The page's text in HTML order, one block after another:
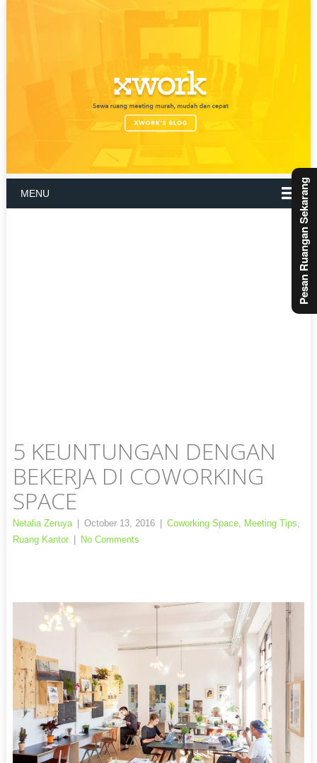
MENU
5 KEUNTUNGAN DENGAN
BEKERJA DI COWORKING
SPACE
Netalia Zeruya October 13, 2016 Coworking Space, Meeting Tips,
Ruang Kantor
No Comments
Pesan Ruangan Sekarang